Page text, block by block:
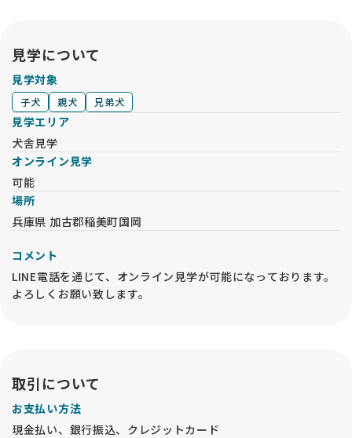
見学について
見学対象
子犬 親犬 兄弟犬
見学エリア
犬舎見学
オンライン見学
可能
場所
兵庫県 加古郡稲美町国岡
コメント
LINE電話を通じて、オンライン見学が可能になっております。
よろしくお願い致します。
取引について
お支払い方法
現金払い、銀行振込、クレジットカード